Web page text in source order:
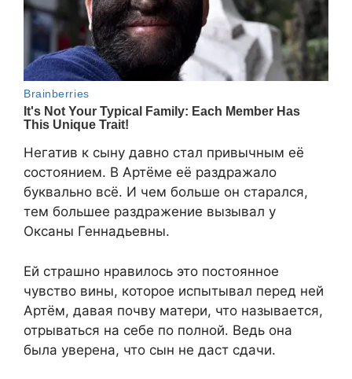
Негатив к сыну давно стал привычным её
состоянием. В Артёме её раздражало
буквально всё. И чем больше он старался,
тем большее раздражение вызывал у
Оксаны Геннадьевны.
Ей страшно нравилось это постоянное
чувство вины, которое испытывал перед ней
Артём, давая почву матери, что называется,
отрываться на себе по полной. Ведь она
была уверена, что сын не даст сдачи.